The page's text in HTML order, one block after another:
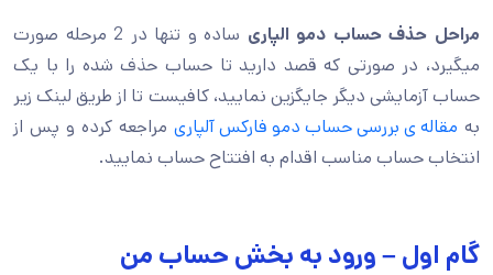
مراحل حذف حساب دمو الپاری
ساده و تنها در 2 مرحله صورت
میگیرد، در صورتی که قصد دارید تا حساب حذف شده را با یک
حساب آزمایشی دیگر جایگزین نمایید، کافیست تا از طریق لینک زیر
به مقاله ی بررسی حساب دمو فارکس آلپاری مراجعه کرده و پس از
انتخاب حساب مناسب اقدام به افتتاح حساب نمایید.
گام اول – ورود به بخش حساب من